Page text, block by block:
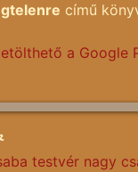
című
a Google
testvér nagy